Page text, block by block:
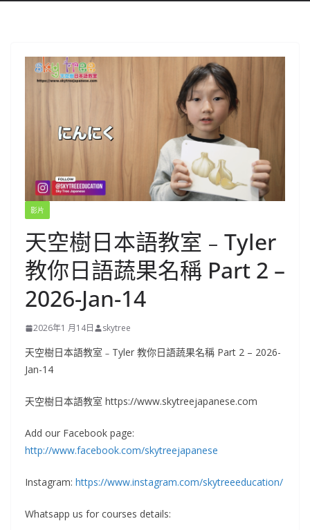
影片
天空樹日本語教室﹣Tyler
教你日語蔬果名稱 Part 2 –
2026-Jan-14
2026年1 月14日 skytree
天空樹日本語教室﹣Tyler 教你日語蔬果名稱 Part 2 – 2026-
Jan-14
天空樹日本語教室 https://www.skytreejapanese.com
Add our Facebook page:
http://www.facebook.com/skytreejapanese
Instagram: https://www.instagram.com/skytreeeducation/
Whatsapp us for courses details: